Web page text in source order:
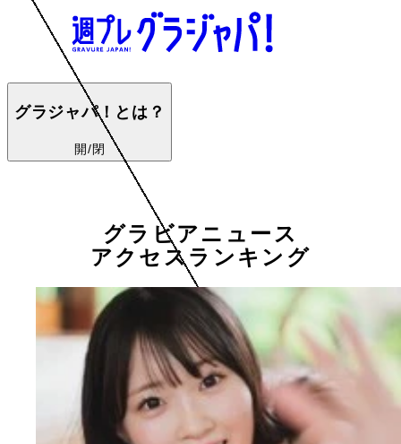
グラジャパ！とは？
開/閉
グラビアニュース
アクセスランキング